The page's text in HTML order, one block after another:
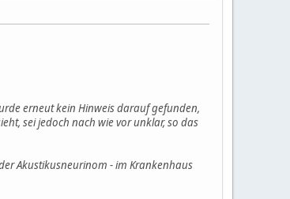
erneut kein Hinweis darauf gefunden,
sei jedoch nach wie vor unklar, so das
Akustikusneurinom - im Krankenhaus